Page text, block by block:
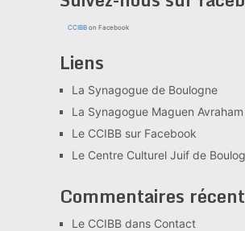
CCIBBon Facebook
Liens
La Synagogue de Boulogne
La Synagogue Maguen Avraham
Le CCIBB sur Facebook
Le Centre Culturel Juif de
Commentaires
Le CCIBBdans Contact